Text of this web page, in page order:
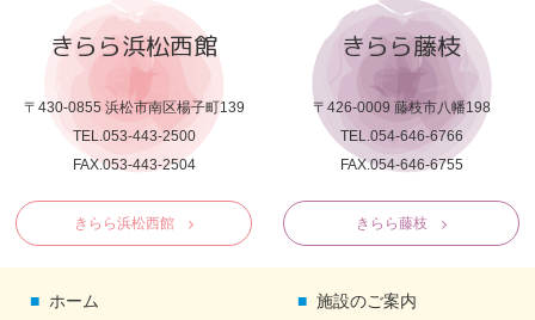
きらら浜松西館
〒430-0855 浜松市南区楊子町139
TEL.053-443-2500
FAX.053-443-2504
きらら浜松西館
きらら藤枝
〒426-0009 藤枝市八幡198
TEL.054-646-6766
FAX.054-646-6755
きらら藤枝
ホーム
施設のご案内